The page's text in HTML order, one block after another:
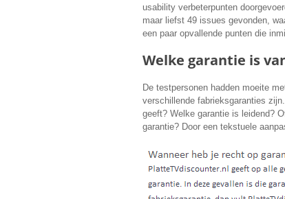
usability verbeterpunten
maar liefst 49 issues gevonden,
een paar opvallende punten die
Welke garantie is
De testpersonen hadden moeite
verschillende fabrieksgaranties
geeft? Welke garantie is leidend?
garantie? Door een tekstuele